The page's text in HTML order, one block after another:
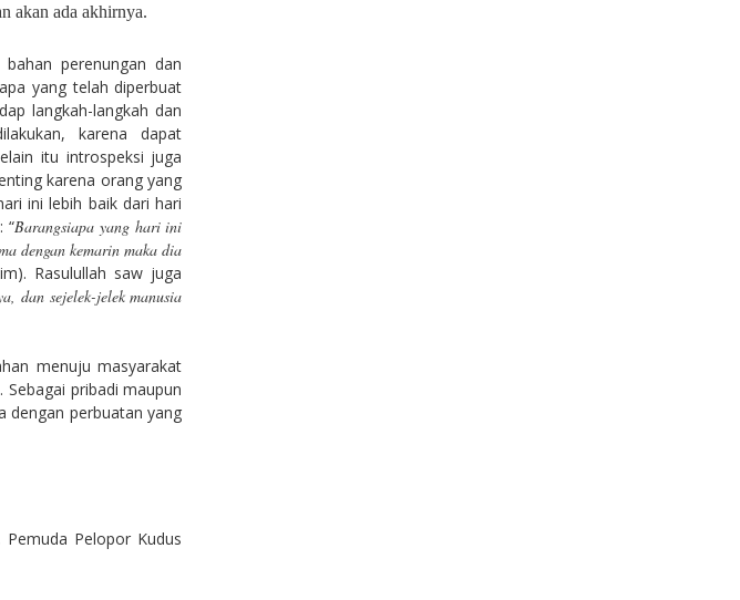
akan ada akhirnya.
perenungan dan
yang telah diperbuat
langkah-langkah dan
karena dapat
itu introspeksi juga
karena orang yang
ini lebih baik dari hari
“Barangsiapa yang hari ini
dengan kemarin maka dia
Rasulullah saw juga
dan sejelek-jelek manusia
menuju masyarakat
pribadi maupun
dengan perbuatan yang
Pelopor Kudus